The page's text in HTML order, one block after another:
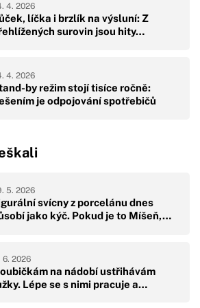
líčka i brzlík na výsluní: Z
surovin jsou hity…
4. 2026
by režim stojí tisíce ročně:
je odpojování spotřebičů
4. 2026
svícny z porcelánu dnes
jako kýč. Pokud je to Míšeň,…
5. 2026
na nádobí ustřihávám
Lépe se s nimi pracuje a…
6. 2026